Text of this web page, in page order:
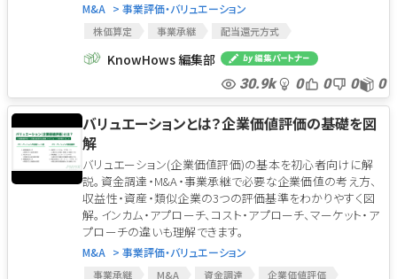
M&A > 事業評価・バリュエーション
株価算定 事業承継
配当還元方式
純資産価額方式
従業員持株会
KnowHows 編集部
30.9k 0 0 0 0
バリュエーションとは？企業価値評価の基礎を図
解
バリュエーション(企業価値評価)の基本を初心者向けに解
説。資金調達・M&A・事業承継で必要な企業価値の考え方、
収益性・資産・類似企業の3つの評価基準をわかりやすく図
解。インカム・アプローチ、コスト・アプローチ、マーケット・ア
プローチの違いも理解できます。
M&A > 事業評価・バリュエーション
事業承継 M&A 資金調達 企業価値評価